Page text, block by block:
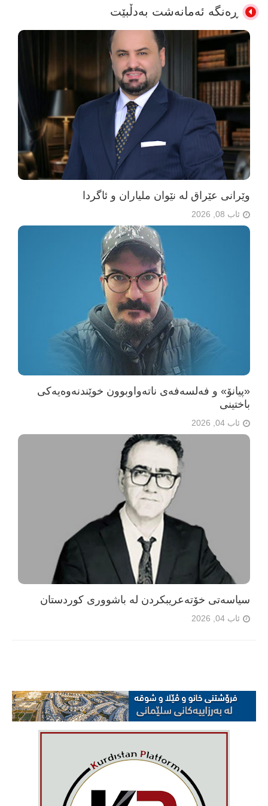
ڕەنگە ئەمانەشت بەدڵبێت
وێرانی عێراق لە نێوان ملیاران و ئاگردا
ئاب 08, 2026
«پیانۆ» و فەلسەفەی ناتەواوبوون خوێندنەوەیەکی
باختینی
ئاب 04, 2026
سیاسەتی خۆتەعریبکردن لە باشووری کوردستان
ئاب 04, 2026